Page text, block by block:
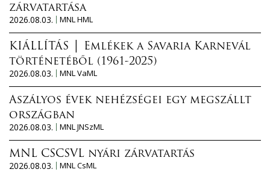
zárvatartása
2026.08.03.
MNL HML
KIÁLLÍTÁS │ Emlékek a Savaria Karnevál
történetéből (1961-2025)
2026.08.03.
MNL VaML
Aszályos évek nehézségei egy megszállt
országban
2026.08.03.
MNL JNSzML
MNL CSCSVL nyári zárvatartás
2026.08.03.
MNL CsML